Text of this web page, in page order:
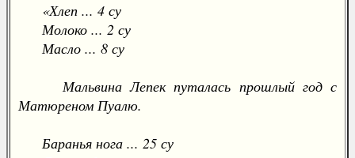
«Хлеп ... 4 су
Молоко ... 2 су
Масло ... 8 су
Мальвина Лепек путалась прошлый год с
Матюреном Пуалю.
Баранья нога ... 25 су